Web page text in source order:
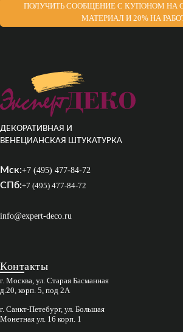
ПОЛУЧИТЬ СООБЩЕНИЕ С КУПОНОМ НА
МАТЕРИАЛ И 20% НА
ДЕКОРАТИВНАЯ И
ВЕНЕЦИАНСКАЯ ШТУКАТУРКА
Мск:+7 (495) 477-84-72
СПб:+7 (495) 477-84-72
info@expert-deco.ru
Контакты
г. Москва, ул. Старая Басманная
д.20, корп. 5, под 2А
г. Санкт-Петебург, ул. Большая
Монетная ул. 16 корп. 1